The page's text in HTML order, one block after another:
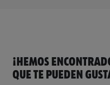
¡HEMOS
QUE TE PUEDEN